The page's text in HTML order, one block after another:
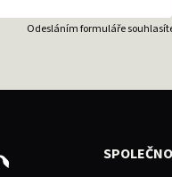
Odesláním formuláře